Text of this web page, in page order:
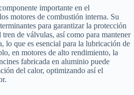
importante en el
motores de combustión interna. Su
para garantizar la protección
de válvulas, así como para mantener
lo que es esencial para la lubricación de
en motores de alto rendimiento, la
fabricada en aluminio puede
del calor, optimizando así el